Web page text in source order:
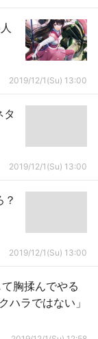
2019/12/1(Su) 13:00
タ
2019/12/1(Su) 13:00
？
2019/12/1(Su) 13:00
胸揉んでやる
ハラではない」